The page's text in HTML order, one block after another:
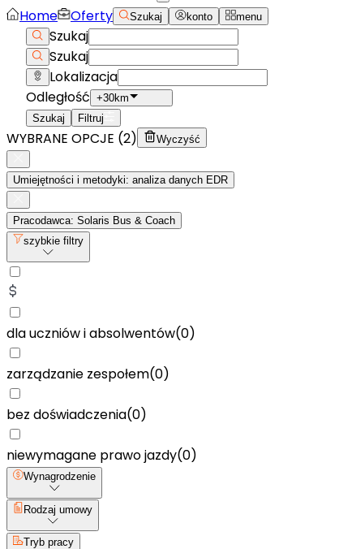
Home Oferty Szukaj konto menu
Szukaj
Szukaj
Lokalizacja
Odległość +30km
Szukaj
Filtruj
WYBRANE OPCJE (2) Wyczyść
Umiejętności i metodyki: analiza danych EDR
Pracodawca: Solaris Bus & Coach
szybkie filtry
dla uczniów i absolwentów(0)
zarządzanie zespołem(0)
bez doświadczenia(0)
niewymagane prawo jazdy(0)
Wynagrodzenie
Rodzaj umowy
Tryb pracy